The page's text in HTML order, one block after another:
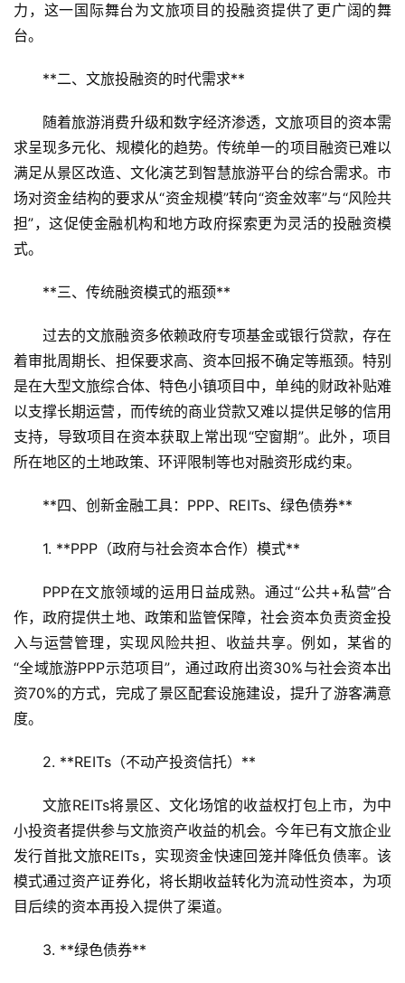
力，这一国际舞台为文旅项目的投融资提供了更广阔的舞
台。
**二、文旅投融资的时代需求**
随着旅游消费升级和数字经济渗透，文旅项目的资本需
求呈现多元化、规模化的趋势。传统单一的项目融资已难以
满足从景区改造、文化演艺到智慧旅游平台的综合需求。市
场对资金结构的要求从“资金规模”转向“资金效率”与“风险共
担”，这促使金融机构和地方政府探索更为灵活的投融资模
式。
**三、传统融资模式的瓶颈**
过去的文旅融资多依赖政府专项基金或银行贷款，存在
着审批周期长、担保要求高、资本回报不确定等瓶颈。特别
是在大型文旅综合体、特色小镇项目中，单纯的财政补贴难
以支撑长期运营，而传统的商业贷款又难以提供足够的信用
支持，导致项目在资本获取上常出现“空窗期”。此外，项目
所在地区的土地政策、环评限制等也对融资形成约束。
**四、创新金融工具：PPP、REITs、绿色债券**
1. **PPP（政府与社会资本合作）模式**
PPP在文旅领域的运用日益成熟。通过“公共+私营”合
作，政府提供土地、政策和监管保障，社会资本负责资金投
入与运营管理，实现风险共担、收益共享。例如，某省的
“全域旅游PPP示范项目”，通过政府出资30%与社会资本出
资70%的方式，完成了景区配套设施建设，提升了游客满意
度。
2. **REITs（不动产投资信托）**
文旅REITs将景区、文化场馆的收益权打包上市，为中
小投资者提供参与文旅资产收益的机会。今年已有文旅企业
发行首批文旅REITs，实现资金快速回笼并降低负债率。该
模式通过资产证券化，将长期收益转化为流动性资本，为项
目后续的资本再投入提供了渠道。
3. **绿色债券**